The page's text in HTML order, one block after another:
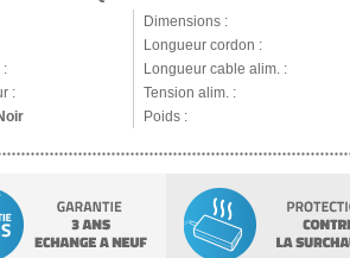
Dimensions :
Longueur cordon :
:
Longueur cable alim. :
:
Tension alim. :
Poids :